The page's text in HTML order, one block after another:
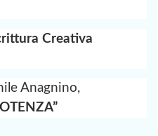
Creativa
Anagnino,